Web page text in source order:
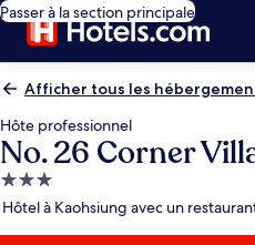
Passer à la section principale
Afficher tous les
Hôte professionnel
No. 26 Corner
Hébergement
3.0 étoiles
Hôtel à Kaohsiung avec un